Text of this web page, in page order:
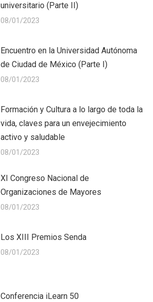
universitario (Parte II)
08/01/2023
Encuentro en la Universidad Autónoma
de Ciudad de México (Parte I)
08/01/2023
Formación y Cultura a lo largo de toda la
vida, claves para un envejecimiento
activo y saludable
08/01/2023
XI Congreso Nacional de
Organizaciones de Mayores
08/01/2023
Los XIII Premios Senda
08/01/2023
Conferencia iLearn 50